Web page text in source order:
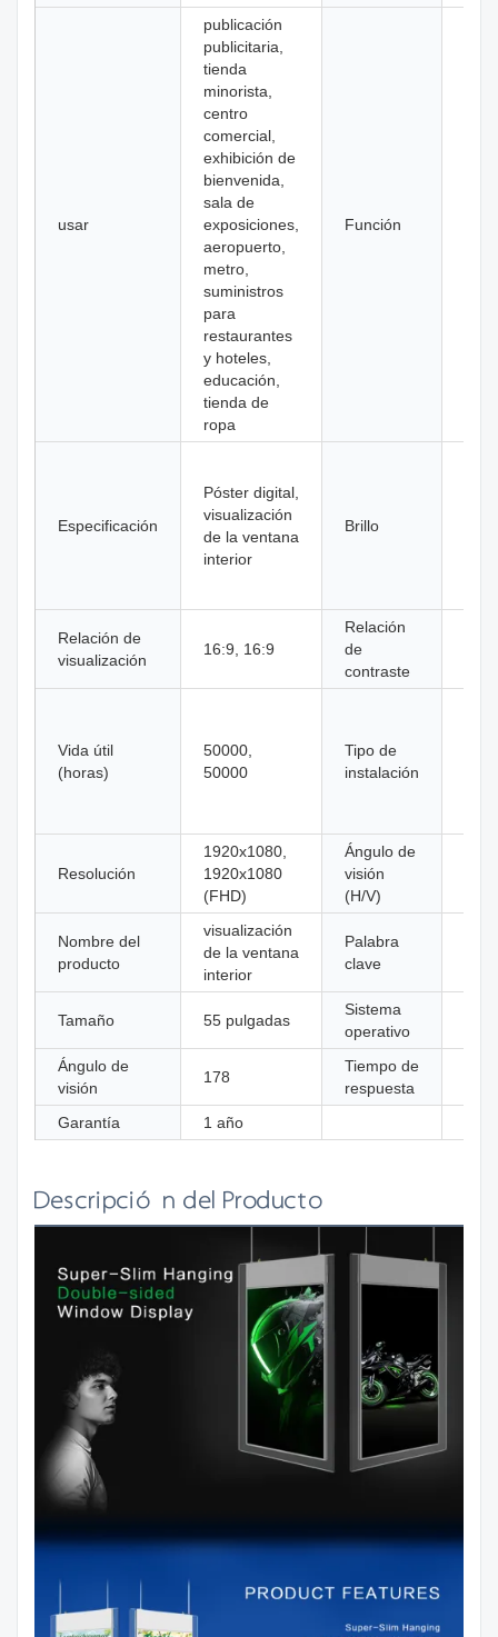
usar
publicación
publicitaria,
tienda
minorista,
centro
comercial,
exhibición de
bienvenida,
sala de
exposiciones,
aeropuerto,
metro,
suministros
para
restaurantes
y hoteles,
educación,
tienda de
ropa
Función
Especificación
Póster digital,
visualización
de la ventana
interior
Brillo
Relación de
visualización
16:9, 16:9
Relación
de
contraste
Vida útil
(horas)
50000,
50000
Tipo de
instalación
Resolución
1920x1080,
1920x1080
(FHD)
Ángulo de
visión
(H/V)
Nombre del
producto
visualización
de la ventana
interior
Palabra
clave
Tamaño 55 pulgadas
Sistema
operativo
Ángulo de
visión
178
Tiempo de
respuesta
Garantía 1 año
Descripción del Producto